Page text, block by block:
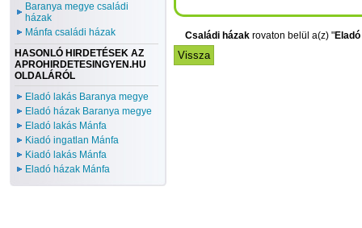
Baranya megye családi
házak
Mánfa családi házak
HASONLÓ HIRDETÉSEK AZ
APROHIRDETESINGYEN.HU
OLDALÁRÓL
Eladó lakás Baranya megye
Eladó házak Baranya megye
Eladó lakás Mánfa
Kiadó ingatlan Mánfa
Kiadó lakás Mánfa
Eladó házak Mánfa
Családi házakrovaton belül a(z) "